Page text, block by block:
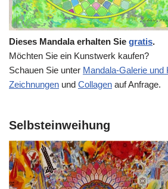
Dieses Mandala erhalten Sie gratis.
Möchten Sie ein Kunstwerk kaufen?
Schauen Sie unter Mandala-Galerie und
Zeichnungen und Collagen auf Anfrage.
Selbsteinweihung